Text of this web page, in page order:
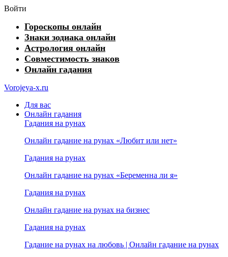
Войти
Гороскопы онлайн
Знаки зодиака онлайн
Астрология онлайн
Совместимость знаков
Онлайн гадания
Vorojeya-x.ru
Для вас
Онлайн гадания
Гадания на рунах
Онлайн гадание на рунах «Любит или нет»
Гадания на рунах
Онлайн гадание на рунах «Беременна ли я»
Гадания на рунах
Онлайн гадание на рунах на бизнес
Гадания на рунах
Гадание на рунах на любовь | Онлайн гадание на рунах